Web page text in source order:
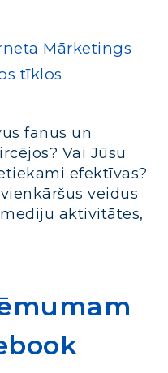
Mārketings
tīklos
fanus un
Vai Jūsu
efektīvas?
veidus
aktivitātes,